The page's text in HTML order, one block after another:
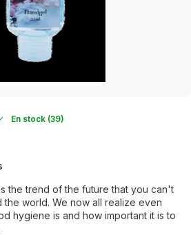
En stock (39)
the trend of the future that you can't
the world. We now all realize even
hygiene is and how important it is to